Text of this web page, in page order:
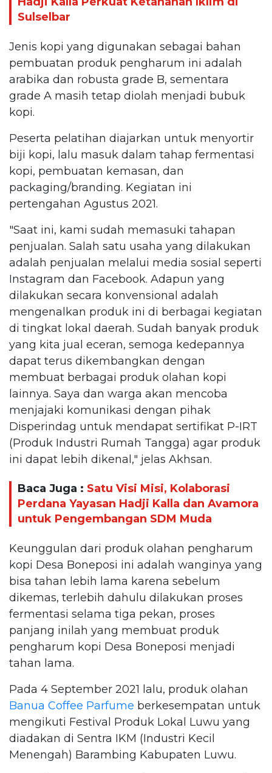
Sulselbar
Jenis kopi yang digunakan sebagai bahan
pembuatan produk pengharum ini adalah
arabika dan robusta grade B, sementara
grade A masih tetap diolah menjadi bubuk
kopi.
Peserta pelatihan diajarkan untuk menyortir
biji kopi, lalu masuk dalam tahap fermentasi
kopi, pembuatan kemasan, dan
packaging/branding. Kegiatan ini
pertengahan Agustus 2021.
"Saat ini, kami sudah memasuki tahapan
penjualan. Salah satu usaha yang dilakukan
adalah penjualan melalui media sosial seperti
Instagram dan Facebook. Adapun yang
dilakukan secara konvensional adalah
mengenalkan produk ini di berbagai kegiatan
di tingkat lokal daerah. Sudah banyak produk
yang kita jual eceran, semoga kedepannya
dapat terus dikembangkan dengan
membuat berbagai produk olahan kopi
lainnya. Saya dan warga akan mencoba
menjajaki komunikasi dengan pihak
Disperindag untuk mendapat sertifikat P-IRT
(Produk Industri Rumah Tangga) agar produk
ini dapat lebih dikenal," jelas Akhsan.
Baca Juga : Satu Visi Misi, Kolaborasi
Perdana Yayasan Hadji Kalla dan Avamora
untuk Pengembangan SDM Muda
Keunggulan dari produk olahan pengharum
kopi Desa Boneposi ini adalah wanginya yang
bisa tahan lebih lama karena sebelum
dikemas, terlebih dahulu dilakukan proses
fermentasi selama tiga pekan, proses
panjang inilah yang membuat produk
pengharum kopi Desa Boneposi menjadi
tahan lama.
Pada 4 September 2021 lalu, produk olahan
Banua Coffee Parfume berkesempatan untuk
mengikuti Festival Produk Lokal Luwu yang
diadakan di Sentra IKM (Industri Kecil
Menengah) Barambing Kabupaten Luwu.